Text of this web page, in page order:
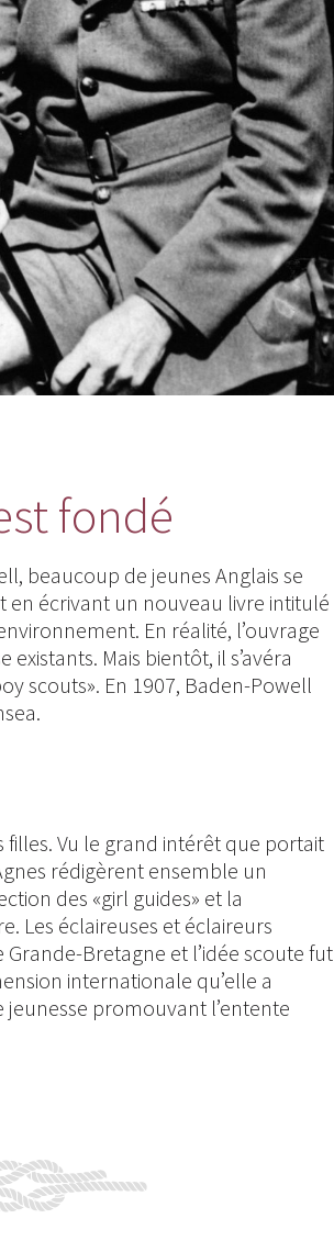
fondé
beaucoup de jeunes Anglais se
en écrivant un nouveau livre intitulé
En réalité, l’ouvrage
Mais bientôt, il s’avéra
scouts». En 1907, Baden-Powell
Vu le grand intérêt que portait
rédigèrent ensemble un
des «girl guides» et la
Les éclaireuses et éclaireurs
Bretagne et l’idée scoute fut
internationale qu’elle a
promouvant l’entente